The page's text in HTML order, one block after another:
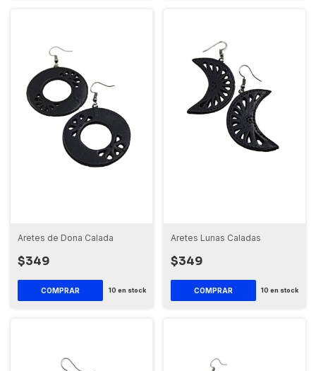
Aretes de Dona Calada
$349
10 en stock
Aretes Lunas Caladas
$349
10 en stock